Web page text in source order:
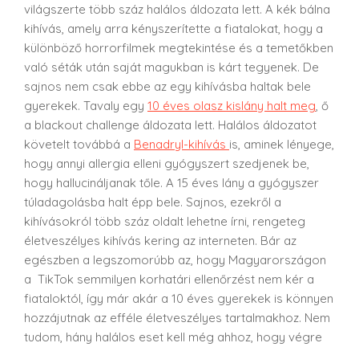
világszerte több száz halálos áldozata lett. A kék bálna
kihívás, amely arra kényszerítette a fiatalokat, hogy a
különböző horrorfilmek megtekintése és a temetőkben
való séták után saját magukban is kárt tegyenek. De
sajnos nem csak ebbe az egy kihívásba haltak bele
gyerekek. Tavaly egy 10 éves olasz kislány halt meg , ő
a blackout challenge áldozata lett. Halálos áldozatot
követelt továbbá a Benadryl-kihívás is, aminek lényege,
hogy annyi allergia elleni gyógyszert szedjenek be,
hogy hallucináljanak tőle. A 15 éves lány a gyógyszer
túladagolásba halt épp bele. Sajnos, ezekről a
kihívásokról több száz oldalt lehetne írni, rengeteg
életveszélyes kihívás kering az interneten. Bár az
egészben a legszomorúbb az, hogy Magyarországon
a TikTok semmilyen korhatári ellenőrzést nem kér a
fiataloktól, így már akár a 10 éves gyerekek is könnyen
hozzájutnak az efféle életveszélyes tartalmakhoz. Nem
tudom, hány halálos eset kell még ahhoz, hogy végre